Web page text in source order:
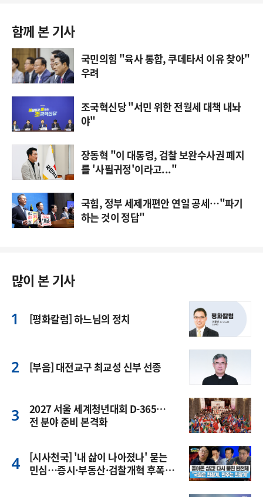
함께 본 기사
국민의힘 "육사 통합, 쿠데타서 이유 찾아"
우려
조국혁신당 "서민 위한 전월세 대책 내놔
야"
장동혁 "이 대통령, 검찰 보완수사권 폐지
를 '사필귀정'이라고..."
국힘, 정부 세제개편안 연일 공세…"파기
하는 것이 정답"
많이 본 기사
[평화칼럼] 하느님의 정치
[부음] 대전교구 최교성 신부 선종
2027 서울 세계청년대회 D-365…
전 분야 준비 본격화
[시사천국] '내 삶이 나아졌나' 묻는
민심…증시·부동산·검찰개혁 후폭